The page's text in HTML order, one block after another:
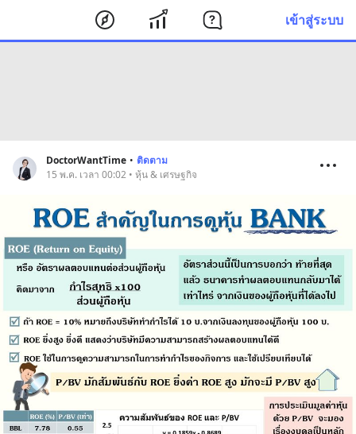
เข้าสู่ระบบ
DoctorWantTime • ติดตาม
15 พ.ค. เวลา 00:02 • หุ้น & เศรษฐกิจ